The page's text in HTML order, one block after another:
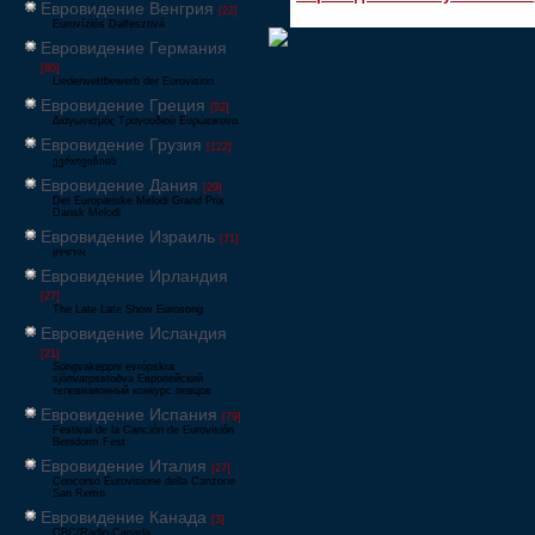
Евровидение Венгрия [22]
Eurovíziós Dalfesztivá
Евровидение Германия
[80]
Liederwettbewerb der Eurovision
Евровидение Греция [52]
Διαγωνισμός Τραγουδιού Ευρώεικονα
Евровидение Грузия [122]
ევროვიზიის
Евровидение Дания [29]
Det Europæiske Melodi Grand Prix
Dansk Melodi
Евровидение Израиль [71]
‏אירוויזיון
Евровидение Ирландия
[27]
The Late Late Show Eurosong
Евровидение Исландия
[21]
Söngvakeppni evrópskra
sjónvarpsstöðva Европейский
телевизионный конкурс певцов
Евровидение Испания [79]
Festival de la Canción de Eurovisión
Benidorm Fest
Евровидение Италия [27]
Concorso Eurovisione della Canzone
San Remo
Евровидение Канада [3]
CBC/Radio-Canada